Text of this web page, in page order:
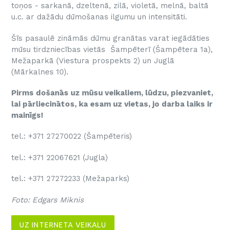
toņos - sarkanā, dzeltenā, zilā, violetā, melnā, baltā
u.c. ar dažādu dūmošanas ilgumu un intensitāti.
Šīs pasaulē zināmās dūmu granātas varat iegādāties
mūsu tirdzniecības vietās Šampēterī (Šampētera 1a),
Mežaparkā (Viestura prospekts 2) un Juglā
(Mārkalnes 10).
Pirms došanās uz mūsu veikaliem, lūdzu, piezvaniet,
lai pārliecinātos, ka esam uz vietas, jo darba laiks ir
mainīgs!
tel.: +371 27270022 (Šampēteris)
tel.: +371 22067621 (Jugla)
tel.: +371 27272233 (Mežaparks)
Foto: Edgars Miknis
UZ INTERNETA VEIKALU